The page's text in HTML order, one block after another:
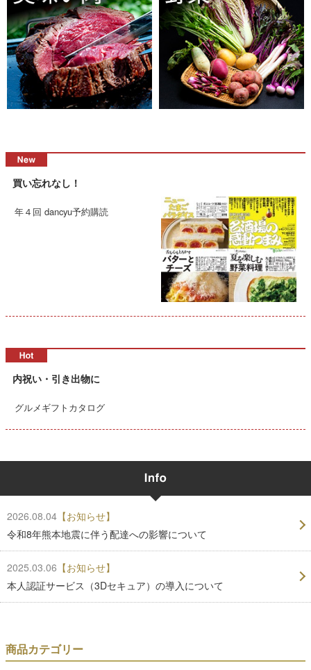
買い忘れなし！
年４回 dancyu予約購読
内祝い・引き出物に
グルメギフトカタログ
2026.08.04 【お知らせ】
令和8年熊本地震に伴う配達への影響について
2025.03.06 【お知らせ】
本人認証サービス（3Dセキュア）の導入について
商品カテゴリー